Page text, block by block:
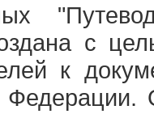
с
к